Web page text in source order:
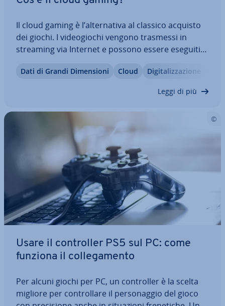
Il cloud gaming è l’al­ter­na­ti­va al classico acquisto
dei giochi. I vi­deo­gio­chi vengono trasmessi in
streaming via Internet e possono essere eseguiti
alta. Vi spie­ghia­mo nell’articolo come funziona,
Dati di Grandi Di­men­sio­ni Cloud Di­gi­ta­liz­za­zio­ne
Leggi di più
Usare il con­trol­ler PS5 sul PC: come
funziona il col­le­ga­men­to
Per alcuni giochi per PC, un con­trol­ler è la scelta
migliore per con­trol­la­re il per­so­nag­gio del gioco